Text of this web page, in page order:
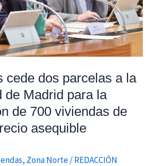
cede dos parcelas a la
de Madrid para la
de 700 viviendas de
asequible
, Zona Norte/REDACCIÓN